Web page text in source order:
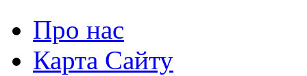
Про нас
Карта Сайту